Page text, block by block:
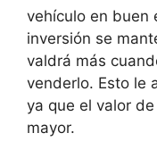
vehículo en buen
inversión se
valdrá más
venderlo. Esto le
ya que el valor
mayor.